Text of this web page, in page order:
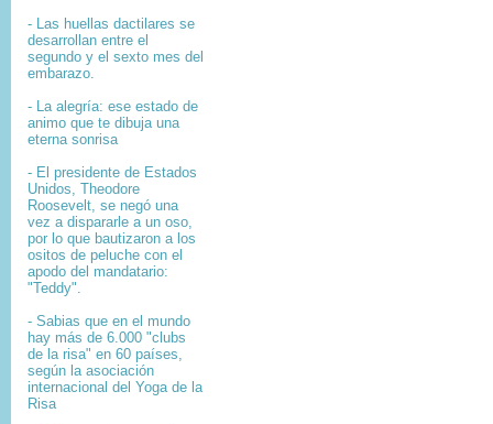
- Las huellas dactilares se
desarrollan entre el
segundo y el sexto mes del
embarazo.
- La alegría: ese estado de
animo que te dibuja una
eterna sonrisa
- El presidente de Estados
Unidos, Theodore
Roosevelt, se negó una
vez a dispararle a un oso,
por lo que bautizaron a los
ositos de peluche con el
apodo del mandatario:
"Teddy".
- Sabias que en el mundo
hay más de 6.000 "clubs
de la risa" en 60 países,
según la asociación
internacional del Yoga de la
Risa